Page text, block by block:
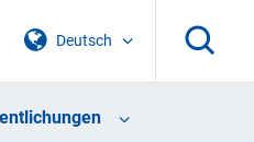
Deutsch